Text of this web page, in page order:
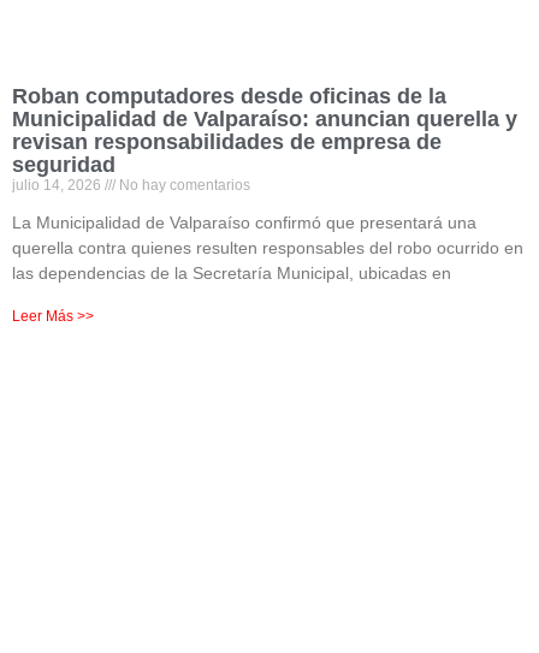
Roban computadores desde oficinas de la
Municipalidad de Valparaíso: anuncian querella y
revisan responsabilidades de empresa de
seguridad
julio 14, 2026 No hay comentarios
La Municipalidad de Valparaíso confirmó que presentará una
querella contra quienes resulten responsables del robo ocurrido en
las dependencias de la Secretaría Municipal, ubicadas en
Leer Más >>